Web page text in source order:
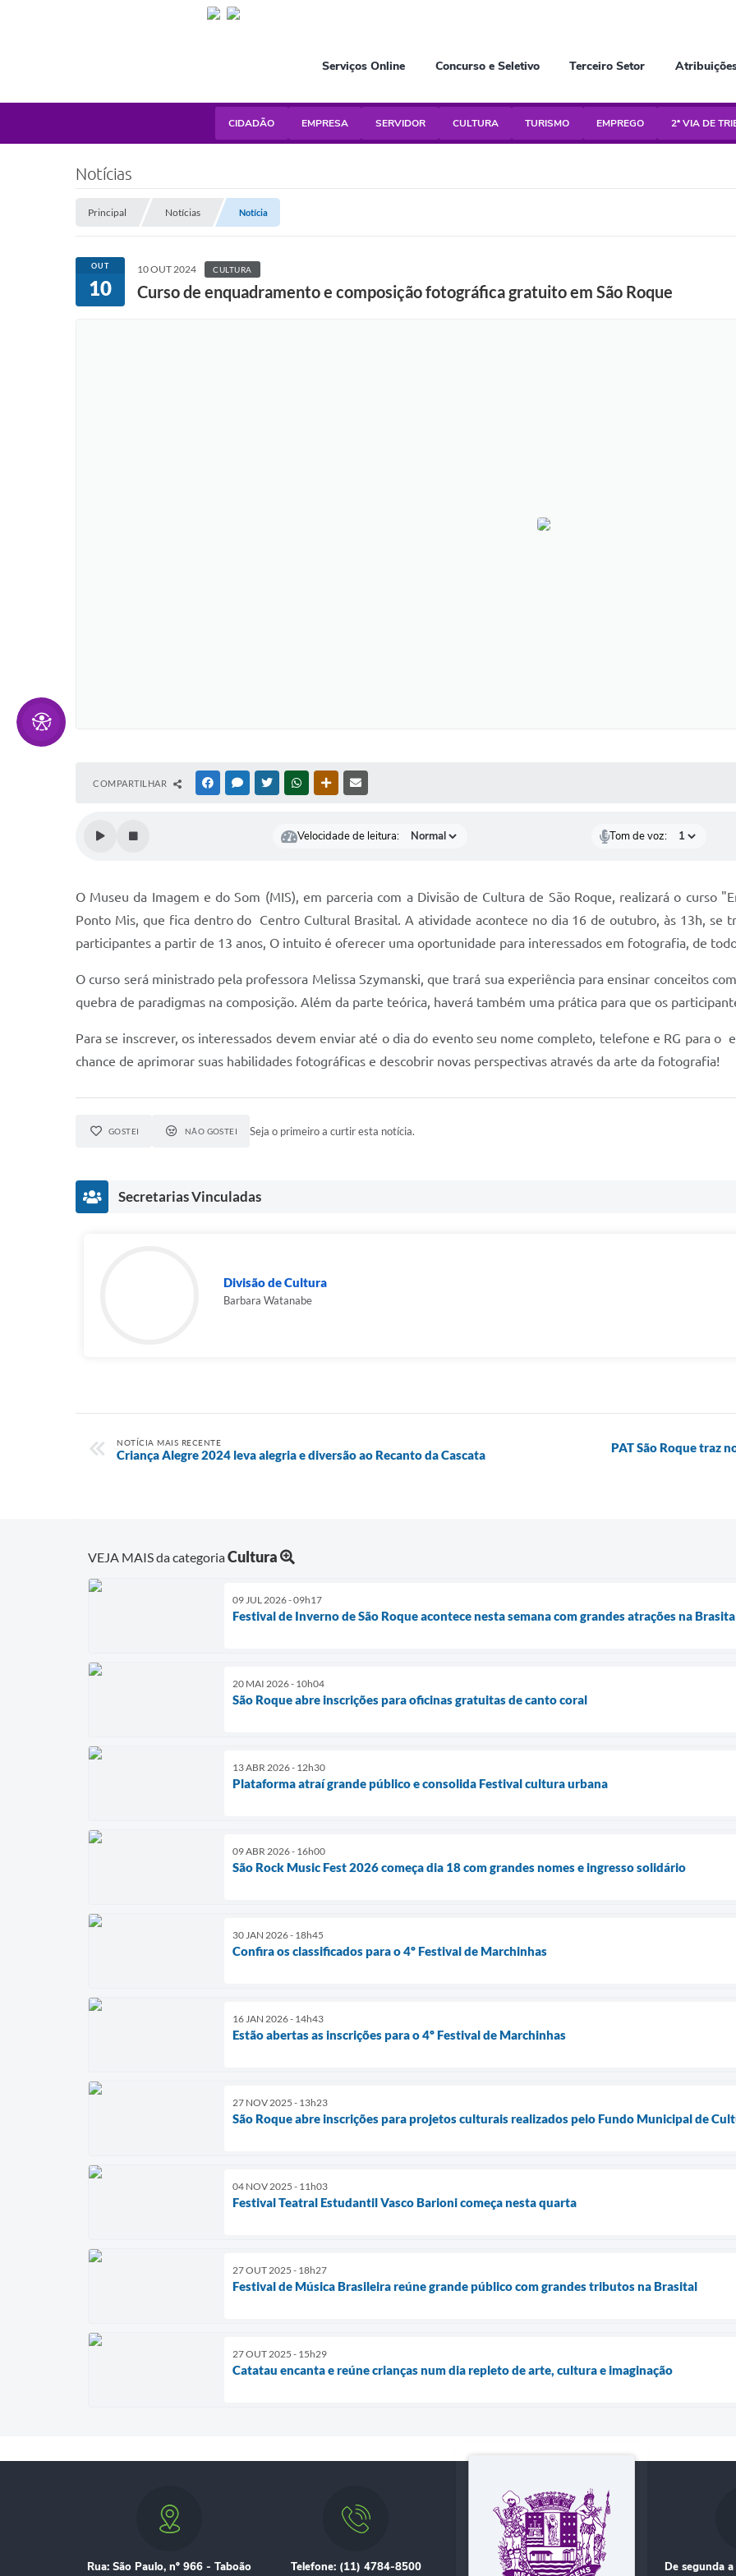
Serviços Online Concurso e Seletivo Terceiro Setor
CIDADÃO EMPRESA SERVIDOR CULTURA TURISMO EMPREGO 2ª VIA DE
Notícias
Principal Notícias Notícia
OUT
10
10 OUT 2024 CULTURA
Curso de enquadramento e composição fotográfica gratuito em São Roque
COMPARTILHAR FACEBOOKMESSENGER
TWITTERWHATSAPPOUTRAS MÍDIAS
Velocidade de leitura: Tom de voz:
O Museu da Imagem e do Som (MIS), em parceria com a Divisão de Cultura de São Roque, realizará o curso
Ponto Mis, que fica dentro do Centro Cultural Brasital. A atividade acontece no dia 16 de outubro, às 13h, se
participantes a partir de 13 anos, O intuito é oferecer uma oportunidade para interessados em fotografia, de
O curso será ministrado pela professora Melissa Szymanski, que trará sua experiência para ensinar conceitos
quebra de paradigmas na composição. Além da parte teórica, haverá também uma prática para que os
Para se inscrever, os interessados devem enviar até o dia do evento seu nome completo, telefone e RG para o
chance de aprimorar suas habilidades fotográficas e descobrir novas perspectivas através da arte da fotografia!
GOSTEI NÃO GOSTEI Seja o primeiro a curtir esta notícia.
Secretarias Vinculadas
Divisão de Cultura
Barbara Watanabe
NOTÍCIA MAIS RECENTE
Criança Alegre 2024 leva alegria e diversão ao Recanto da Cascata PAT São Roque traz
VEJA MAIS da categoriaCultura
09 JUL 2026 - 09h17
Festival de Inverno de São Roque acontece nesta semana com grandes atrações na
20 MAI 2026 - 10h04
São Roque abre inscrições para oficinas gratuitas de canto coral
13 ABR 2026 - 12h30
Plataforma atraí grande público e consolida Festival cultura urbana
09 ABR 2026 - 16h00
São Rock Music Fest 2026 começa dia 18 com grandes nomes e ingresso solidário
30 JAN 2026 - 18h45
Confira os classificados para o 4º Festival de Marchinhas
16 JAN 2026 - 14h43
Estão abertas as inscrições para o 4º Festival de Marchinhas
27 NOV 2025 - 13h23
São Roque abre inscrições para projetos culturais realizados pelo Fundo Municipal de
04 NOV 2025 - 11h03
Festival Teatral Estudantil Vasco Barioni começa nesta quarta
27 OUT 2025 - 18h27
Festival de Música Brasileira reúne grande público com grandes tributos na Brasital
27 OUT 2025 - 15h29
Catatau encanta e reúne crianças num dia repleto de arte, cultura e imaginação
Rua: São Paulo, nº 966 - Taboão
Telefone: (11) 4784-8500
De segunda